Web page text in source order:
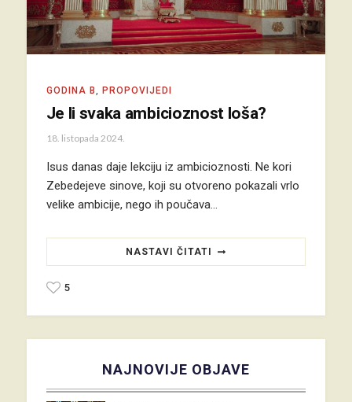
GODINA B PROPOVIJEDI
Je li svaka ambicioznost loša?
18. listopada 2024.
Isus danas daje lekciju iz ambicioznosti. Ne kori
Zebedejeve sinove, koji su otvoreno pokazali vrlo
velike ambicije, nego ih poučava…
NASTAVI ČITATI
5
NAJNOVIJE OBJAVE